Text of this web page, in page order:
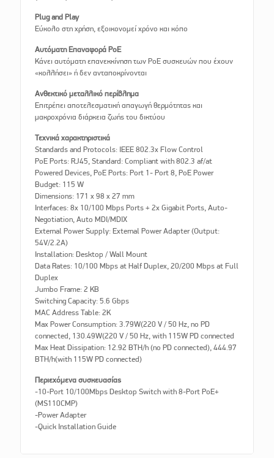
Plug and Play
Εύκολο στη χρήση, εξοικονομεί χρόνο και κόπο
Αυτόματη Επαναφορά PoE
Κάνει αυτόματη επανεκκίνηση των PoE συσκευών που έχουν
«κολλήσει» ή δεν ανταποκρίνονται
Ανθεκτικό μεταλλικό περίβλημα
Επιτρέπει αποτελεσματική απαγωγή θερμότητας και
μακροχρόνια διάρκεια ζωής του δικτύου
Τεχνικά χαρακτηριστικά
Standards and Protocols: IEEE 802.3x Flow Control
PoE Ports: RJ45, Standard: Compliant with 802.3 af/at
Powered Devices, PoE Ports: Port 1- Port 8, PoE Power
Budget: 115 W
Dimensions: 171 x 98 x 27 mm
Interfaces: 8x 10/100 Mbps Ports + 2x Gigabit Ports, Auto-
Negotiation, Auto MDI/MDIX
External Power Supply: External Power Adapter (Output:
54V/2.2A)
Installation: Desktop / Wall Mount
Data Rates: 10/100 Mbps at Half Duplex, 20/200 Mbps at Full
Duplex
Jumbo Frame: 2 KB
Switching Capacity: 5.6 Gbps
MAC Address Table: 2K
Max Power Consumption: 3.79W(220 V / 50 Hz, no PD
connected, 130.49W(220 V / 50 Hz, with 115W PD connected
Max Heat Dissipation: 12.92 BTH/h (no PD connected), 444.97
BTH/h(with 115W PD connected)
Περιεχόμενα συσκευασίας
-10-Port 10/100Mbps Desktop Switch with 8-Port PoE+
(MS110CMP)
-Power Adapter
-Quick Installation Guide